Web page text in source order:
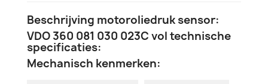
Beschrijving motoroliedruk sensor:
VDO 360 081 030 023C vol technische
specificaties:
Mechanisch kenmerken: